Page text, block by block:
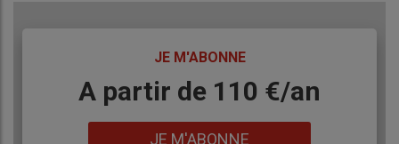
JE M'ABONNE
BodyA partir de 110 €/an
JE M'ABONNE